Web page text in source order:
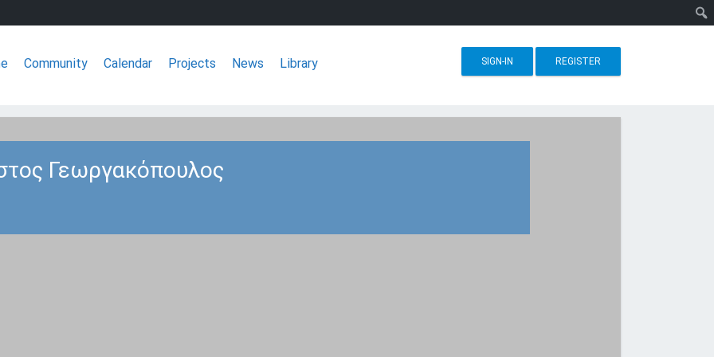
Community Calendar Projects News Library SIGN-IN REGISTER
Γεωργακόπουλος